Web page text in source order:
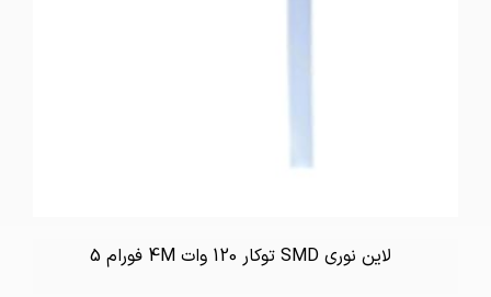
لاین نوری SMD توکار 120 وات 4M فورام 5